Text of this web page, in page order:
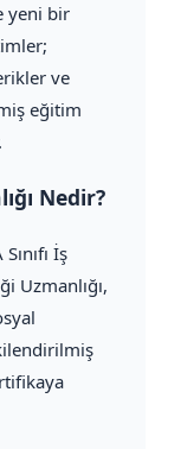
yeni bir
ve
eğitim
Nedir?
İş
Uzmanlığı,